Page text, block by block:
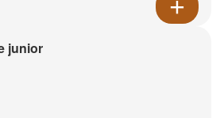
junior